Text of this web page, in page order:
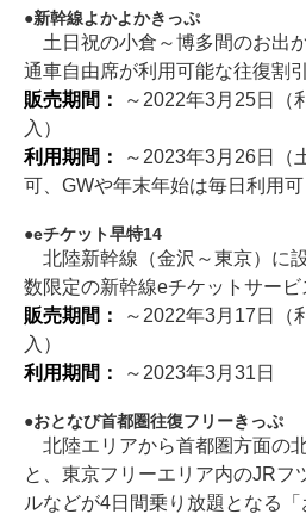
新幹線よかよかきっぷ
土日祝の小倉～博多間のお出
通車自由席が利用可能な往復割
販売期間：
～2022年3月25日（
入）
利用期間：
～2023年3月26日（
可、GWや年末年始は毎日利用可
eチケット早特14
北陸新幹線（金沢～東京）に
数限定の新幹線eチケットサービ
販売期間：
～2022年3月17日（
入）
利用期間：
～2023年3月31日
おとなび首都圏往復フリーきっぷ
北陸エリアから首都圏方面の
と、東京フリーエリア内のJRフ
ルなどが4日間乗り放題となる